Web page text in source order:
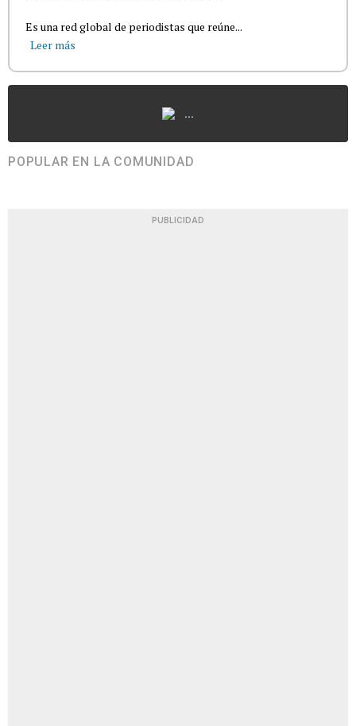
Es una red global de periodistas que reúne...
Leer más
...
POPULAR EN LA COMUNIDAD
PUBLICIDAD